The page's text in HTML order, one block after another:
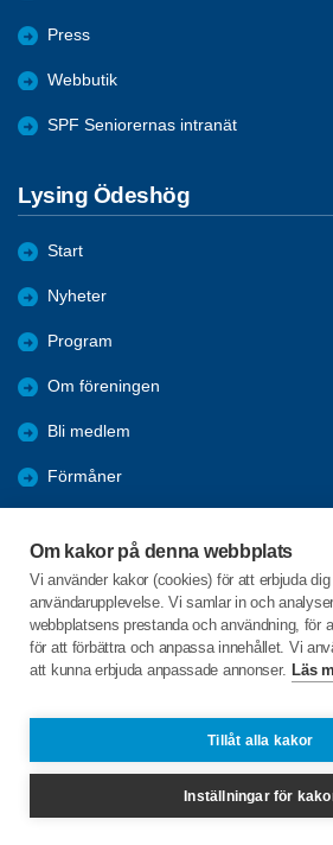
Om kakor på denna webbplats
Vi använder kakor (cookies) för att erbjuda
användarupplevelse. Vi samlar in och
webbplatsens prestanda och användning, för
för att förbättra och anpassa innehållet. Vi
att kunna erbjuda anpassade annonser. Läs
Tillåt alla kakor
Inställningar för
Press
Webbutik
SPF Seniorernas intranät
Lysing Ödeshög
Start
Nyheter
Program
Om föreningen
Bli medlem
Förmåner
Bildgalleri
C/o:Vivianne Andersson
vivianneandersson33@gmail.com